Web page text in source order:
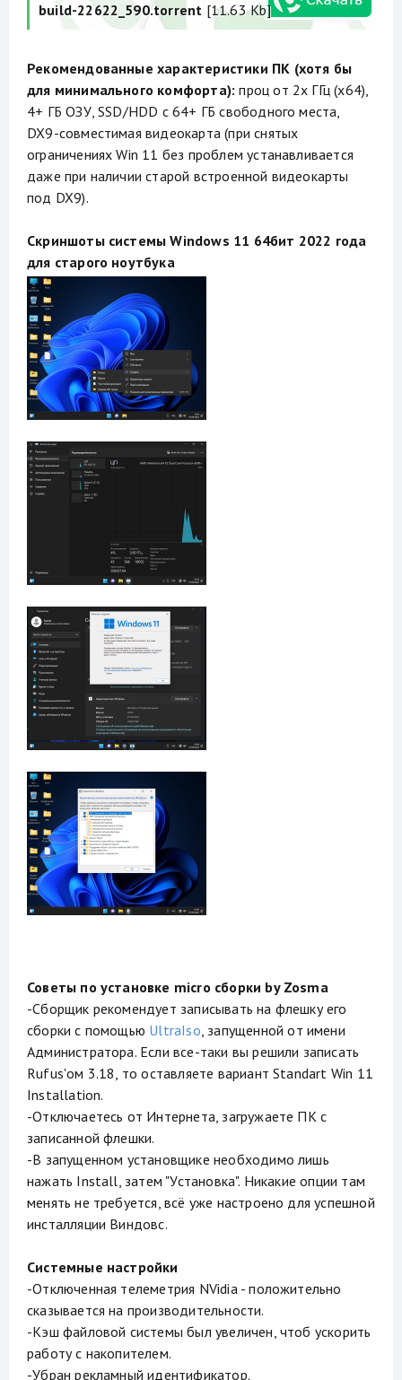
build-22622_590.torrent [11.63 Kb]
Рекомендованные характеристики ПК (хотя бы
для минимального комфорта): проц от 2х ГГц (х64),
4+ ГБ ОЗУ, SSD/HDD с 64+ ГБ свободного места,
DX9-совместимая видеокарта (при снятых
ограничениях Win 11 без проблем устанавливается
даже при наличии старой встроенной видеокарты
под DX9).
Скриншоты системы Windows 11 64бит 2022 года
для старого ноутбука
Советы по установке micro сборки by Zosma
-Сборщик рекомендует записывать на флешку его
сборки с помощью UltraIso , запущенной от имени
Администратора. Если все-таки вы решили записать
Rufus'ом 3.18, то оставляете вариант Standart Win 11
Installation.
-Отключаетесь от Интернета, загружаете ПК с
записанной флешки.
-В запущенном установщике необходимо лишь
нажать Install, затем "Установка". Никакие опции там
менять не требуется, всё уже настроено для успешной
инсталляции Виндовс.
Системные настройки
-Отключенная телеметрия NVidia - положительно
сказывается на производительности.
-Кэш файловой системы был увеличен, чтоб ускорить
работу с накопителем.
-Убран рекламный идентификатор.